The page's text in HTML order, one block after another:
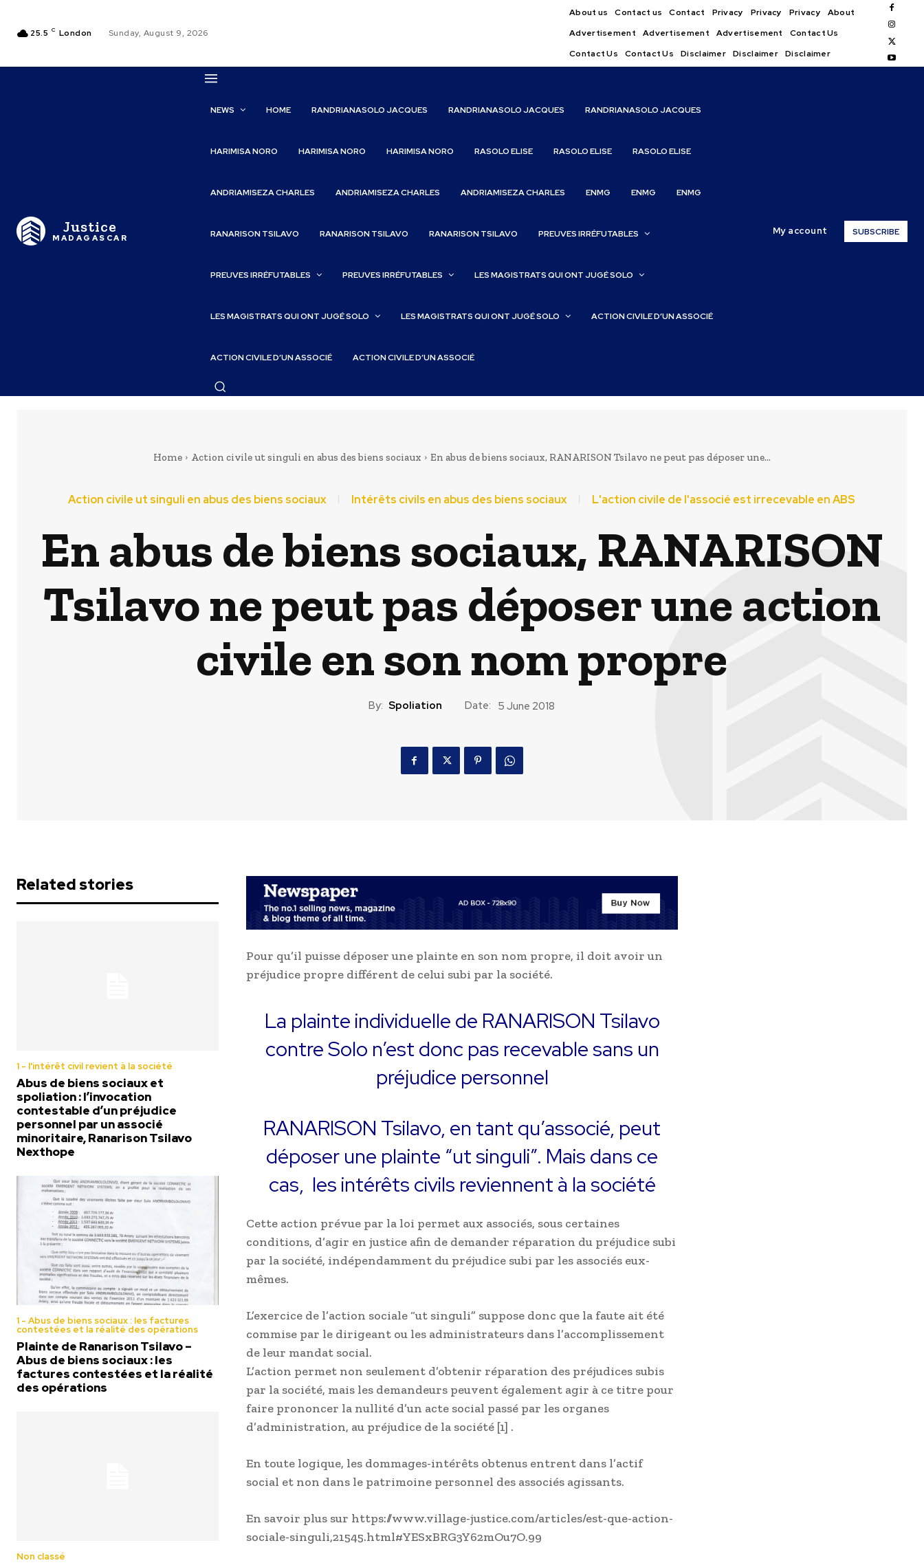
25.5 C London Sunday, August 9, 2026
About us Contact us Contact Privacy Privacy Privacy
About
Advertisement
Advertisement Advertisement
Contact Us
Contact Us
Contact Us Disclaimer Disclaimer Disclaimer
Justice
MADAGASCAR
NEWS HOME RANDRIANASOLO JACQUES RANDRIANASOLO JACQUES RANDRIANASOLO JACQUES
HARIMISA NORO HARIMISA NORO HARIMISA NORO RASOLO ELISE RASOLO ELISE RASOLO ELISE
ANDRIAMISEZA CHARLES ANDRIAMISEZA CHARLES ANDRIAMISEZA CHARLES ENMG ENMG ENMG
RANARISON TSILAVO RANARISON TSILAVO RANARISON TSILAVO PREUVES IRRÉFUTABLES
PREUVES IRRÉFUTABLES PREUVES IRRÉFUTABLES LES MAGISTRATS QUI ONT JUGÉ SOLO
LES MAGISTRATS QUI ONT JUGÉ SOLO LES MAGISTRATS QUI ONT JUGÉ SOLO ACTION CIVILE D’UN ASSOCIÉ
ACTION CIVILE D’UN ASSOCIÉ ACTION CIVILE D’UN ASSOCIÉ
My account SUBSCRIBE
Home Action civile ut singuli en abus des biens sociaux En abus de biens sociaux, RANARISON Tsilavo ne peut pas déposer une...
Action civile ut singuli en abus des biens sociaux Intérêts civils en abus des biens sociaux L'action civile de l'associé est irrecevable en ABS
En abus de biens sociaux, RANARISON
Tsilavo ne peut pas déposer une action
civile en son nom propre
By: Spoliation Date: 5 June 2018
Related stories
1 - l'intérêt civil revient à la société
Abus de biens sociaux et
spoliation : l’invocation
contestable d’un préjudice
personnel par un associé
minoritaire, Ranarison Tsilavo
Nexthope
1 - Abus de biens sociaux : les factures
contestées et la réalité des opérations
Plainte de Ranarison Tsilavo –
Abus de biens sociaux : les
factures contestées et la réalité
des opérations
Non classé
Pour qu’il puisse déposer une plainte en son nom propre, il doit avoir un
préjudice propre différent de celui subi par la société.
La plainte individuelle de RANARISON Tsilavo
contre Solo n’est donc pas recevable sans un
préjudice personnel
RANARISON Tsilavo, en tant qu’associé, peut
déposer une plainte “ut singuli”. Mais dans ce
cas, les intérêts civils reviennent à la société
Cette action prévue par la loi permet aux associés, sous certaines
conditions, d’agir en justice afin de demander réparation du préjudice subi
par la société, indépendamment du préjudice subi par les associés eux-
mêmes.
L’exercice de l’action sociale “ut singuli” suppose donc que la faute ait été
commise par le dirigeant ou les administrateurs dans l’accomplissement
de leur mandat social.
L’action permet non seulement d’obtenir réparation des préjudices subis
par la société, mais les demandeurs peuvent également agir à ce titre pour
faire prononcer la nullité d’un acte social passé par les organes
d’administration, au préjudice de la société [1] .
En toute logique, les dommages-intérêts obtenus entrent dans l’actif
social et non dans le patrimoine personnel des associés agissants.
En savoir plus sur https://www.village-justice.com/articles/est-que-action-
sociale-singuli,21545.html#YESxBRG3Y62mOu7O.99